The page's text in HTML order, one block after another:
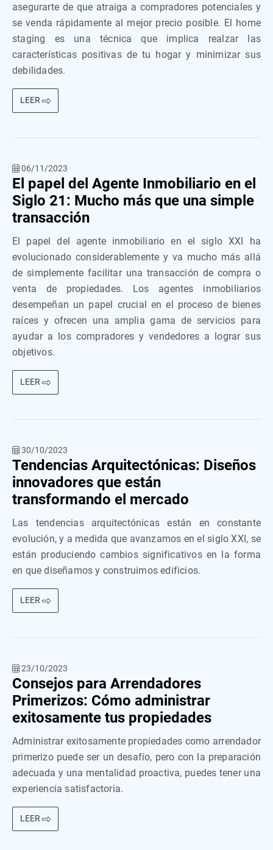
asegurarte de que atraiga a compradores potenciales y
se venda rápidamente al mejor precio posible. El home
staging es una técnica que implica realzar las
características positivas de tu hogar y minimizar sus
debilidades.
LEER
06/11/2023
El papel del Agente Inmobiliario en el
Siglo 21: Mucho más que una simple
transacción
El papel del agente inmobiliario en el siglo XXI ha
evolucionado considerablemente y va mucho más allá
de simplemente facilitar una transacción de compra o
venta de propiedades. Los agentes inmobiliarios
desempeñan un papel crucial en el proceso de bienes
raíces y ofrecen una amplia gama de servicios para
ayudar a los compradores y vendedores a lograr sus
objetivos.
LEER
30/10/2023
Tendencias Arquitectónicas: Diseños
innovadores que están
transformando el mercado
Las tendencias arquitectónicas están en constante
evolución, y a medida que avanzamos en el siglo XXI, se
están produciendo cambios significativos en la forma
en que diseñamos y construimos edificios.
LEER
23/10/2023
Consejos para Arrendadores
Primerizos: Cómo administrar
exitosamente tus propiedades
Administrar exitosamente propiedades como arrendador
primerizo puede ser un desafío, pero con la preparación
adecuada y una mentalidad proactiva, puedes tener una
experiencia satisfactoria.
LEER